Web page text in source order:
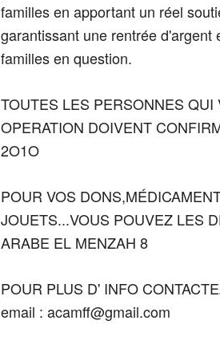
familles en apportant un réel
garantissant une rentrée
familles en question.
TOUTES LES PERSONNES
OPERATION DOIVENT
2O1O
POUR VOS
JOUETS...VOUS POUVEZ LES
ARABE EL MENZAH 8
POUR PLUS D' INFO
email : acamff@gmail.com